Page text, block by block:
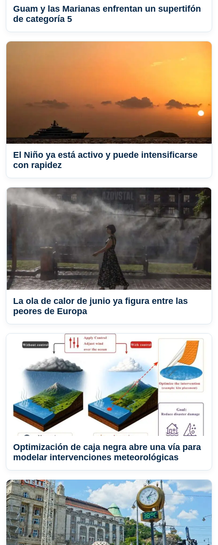
Guam y las Marianas enfrentan un supertifón
de categoría 5
El Niño ya está activo y puede intensificarse
con rapidez
La ola de calor de junio ya figura entre las
peores de Europa
Optimización de caja negra abre una vía para
modelar intervenciones meteorológicas